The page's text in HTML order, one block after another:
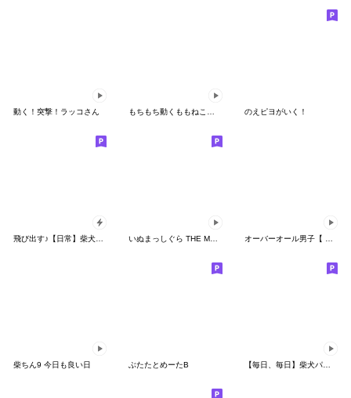
動く！突撃！ラッコさん もちもち動くももねこちゃん17 のえピヨがいく！
柴ちん9 今日も良い日 ぶたたとめーたB 【毎日、毎日】柴犬パンダ。（日常編）